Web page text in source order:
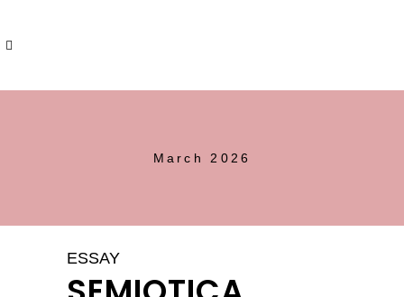
March 2026
ESSAY